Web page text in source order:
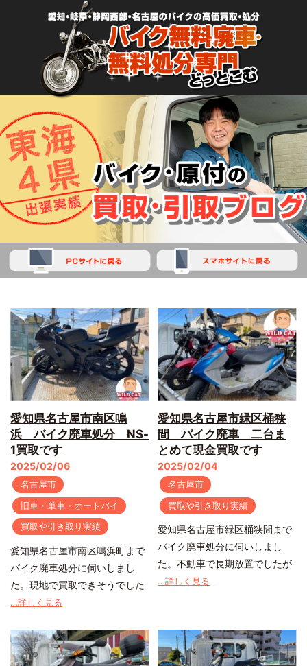
愛知県名古屋市南区鳴
浜 バイク廃車処分 NS-
1買取です
2025/02/06
名古屋市
旧車・単車・オートバイ
買取や引き取り実績
愛知県名古屋市南区鳴浜町まで
バイク廃車処分に伺いしまし
た。現地で買取できそうでした
…詳しく見る
愛知県名古屋市緑区桶狭
間 バイク廃車 二台ま
とめて現金買取です
2025/02/04
名古屋市
買取や引き取り実績
愛知県名古屋市緑区桶狭間まで
バイク廃車処分に伺いしまし
た。不動車で長期放置でしたが
…詳しく見る